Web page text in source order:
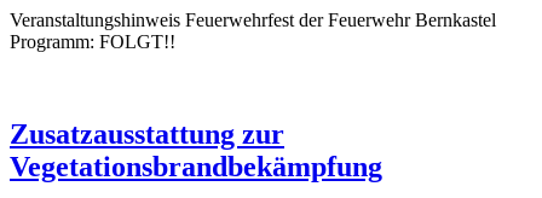
Veranstaltungshinweis Feuerwehrfest der Feuerwehr Bernkastel
Programm: FOLGT!!
Zusatzausstattung zur
Vegetationsbrandbekämpfung